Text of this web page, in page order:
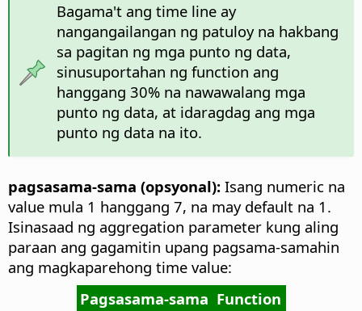
Bagama't ang time line ay
nangangailangan ng patuloy na hakbang
sa pagitan ng mga punto ng data,
sinusuportahan ng function ang
hanggang 30% na nawawalang mga
punto ng data, at idaragdag ang mga
punto ng data na ito.
pagsasama-sama (opsyonal): Isang numeric na
value mula 1 hanggang 7, na may default na 1.
Isinasaad ng aggregation parameter kung aling
paraan ang gagamitin upang pagsama-samahin
ang magkaparehong time value:
Pagsasama-sama Function